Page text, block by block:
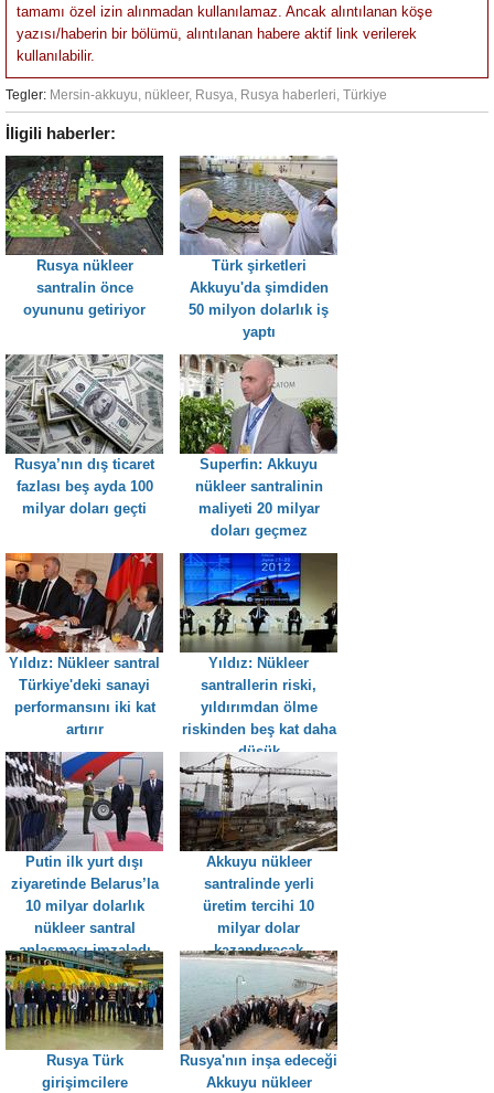
tamamı özel izin alınmadan kullanılamaz. Ancak alıntılanan köşe
yazısı/haberin bir bölümü, alıntılanan habere aktif link verilerek
kullanılabilir.
Tegler: Mersin-akkuyu nükleer, Rusya Rusya haberleri Türkiye
İligili haberler:
Rusya nükleer
santralin önce
oyununu getiriyor
Türk şirketleri
Akkuyu'da şimdiden
50 milyon dolarlık iş
yaptı
Rusya’nın dış ticaret
fazlası beş ayda 100
milyar doları geçti
Superfin: Akkuyu
nükleer santralinin
maliyeti 20 milyar
doları geçmez
Yıldız: Nükleer santral
Türkiye'deki sanayi
performansını iki kat
artırır
Yıldız: Nükleer
santrallerin riski,
yıldırımdan ölme
riskinden beş kat daha
düşük
Putin ilk yurt dışı
ziyaretinde Belarus’la
10 milyar dolarlık
nükleer santral
anlaşması imzaladı
Akkuyu nükleer
santralinde yerli
üretim tercihi 10
milyar dolar
kazandıracak
Rusya Türk
girişimcilere
Rusya'nın inşa edeceği
Akkuyu nükleer